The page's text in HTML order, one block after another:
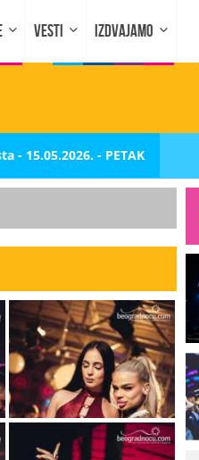
VESTI IZDVAJAMO
- 15.05.2026. - PETAK